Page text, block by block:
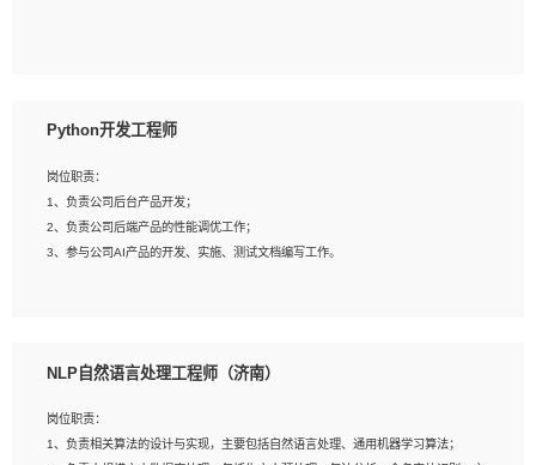
3、熟悉react/vue/angular任何一种前端框架，熟悉react优先；
5、善于沟通，具有团队意识；
Python开发工程师
岗位职责：
1、负责公司后台产品开发；
2、负责公司后端产品的性能调优工作；
3、参与公司AI产品的开发、实施、测试文档编写工作。
验的更佳；
3、熟悉数据库开发，熟悉Mysql、Oracle、MongoDb数据库应用开发其中一种；
4、熟悉Python Wed框架（Django/Flask...）代码能力优秀，熟悉编码规范和具备
NLP自然语言处理工程师（济南）
岗位职责：
1、负责相关算法的设计与实现，主要包括自然语言处理、通用机器学习算法；